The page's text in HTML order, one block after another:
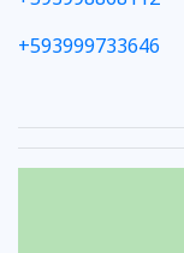
+593999733646